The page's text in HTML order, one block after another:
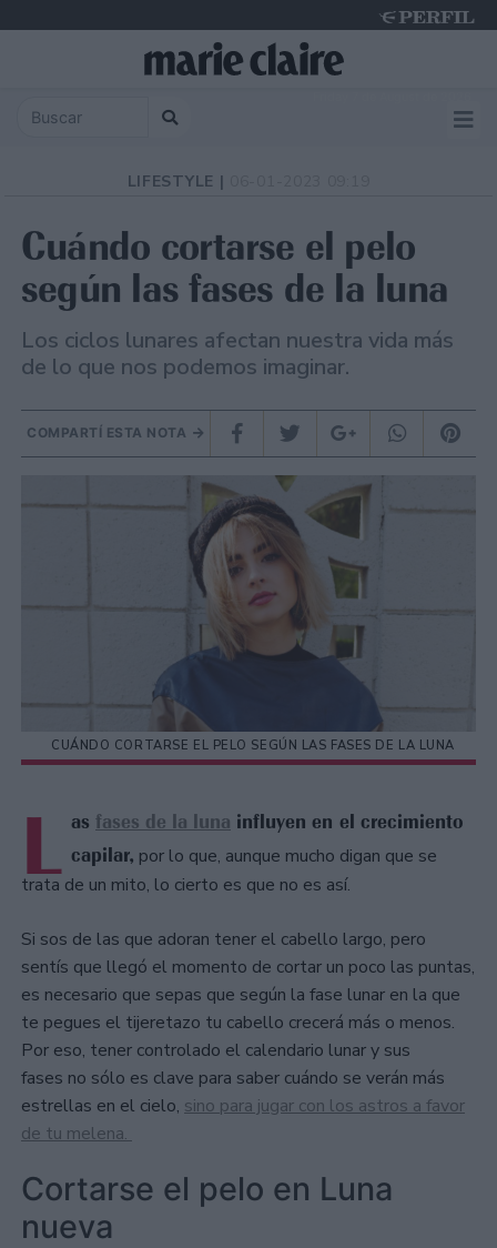
LIFESTYLE |
Cuándo cortarse el pelo
según las fases de la luna
Los ciclos lunares afectan nuestra vida más
de lo que nos podemos imaginar.
COMPARTÍ ESTA NOTA
CUÁNDO CORTARSE EL PELO SEGÚN LAS FASES DE LA LUNA
L as fases de la luna influyen en el crecimiento
capilar, por lo que, aunque mucho digan que se
trata de un mito, lo cierto es que no es así.
Si sos de las que adoran tener el cabello largo, pero
sentís que llegó el momento de cortar un poco las puntas,
es necesario que sepas que según la fase lunar en la que
te pegues el tijeretazo tu cabello crecerá más o menos.
Por eso, tener controlado el calendario lunar y sus
fases no sólo es clave para saber cuándo se verán más
estrellas en el cielo, sino para jugar con los astros a favor
de tu melena.
Cortarse el pelo en Luna
nueva